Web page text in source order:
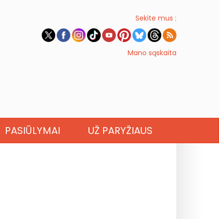
Sekite mus :
Mano sąskaita
PASIŪLYMAI UŽ PARYŽIAUS